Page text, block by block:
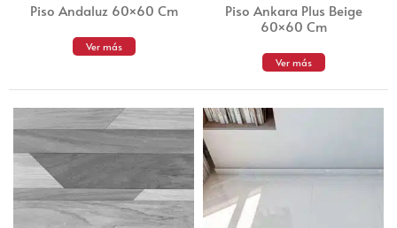
Piso Andaluz 60×60 Cm
Ver más
Piso Ankara Plus Beige
60×60 Cm
Ver más